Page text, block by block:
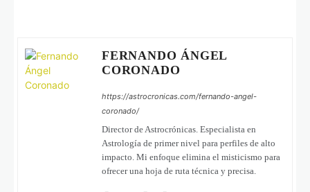
FERNANDO ÁNGEL
CORONADO
https://astrocronicas.com/fernando-angel-
coronado/
Director de Astrocrónicas. Especialista en
Astrología de primer nivel para perfiles de alto
impacto. Mi enfoque elimina el misticismo para
ofrecer una hoja de ruta técnica y precisa.